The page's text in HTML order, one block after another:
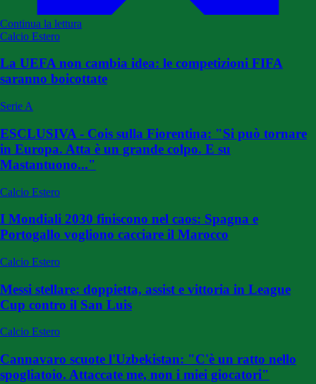
Continua la lettura
Calcio Estero
La UEFA non cambia idea: le competizioni FIFA
saranno boicottate
Serie A
ESCLUSIVA - Cois sulla Fiorentina: "Si può tornare
in Europa. Atta è un grande colpo. E su
Mastantuono..."
Calcio Estero
I Mondiali 2030 finiscono nel caos: Spagna e
Portogallo vogliono cacciare il Marocco
Calcio Estero
Messi stellare: doppietta, assist e vittoria in League
Cup contro il San Luis
Calcio Estero
Cannavaro scuote l'Uzbekistan: "C'è un ratto nello
spogliatoio. Attaccate me, non i miei giocatori"